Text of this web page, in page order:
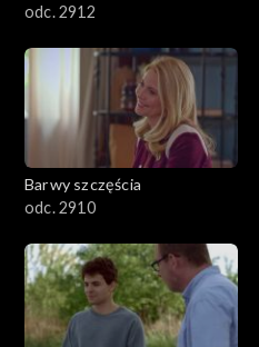
odc. 2912
Barwy szczęścia
odc. 2910